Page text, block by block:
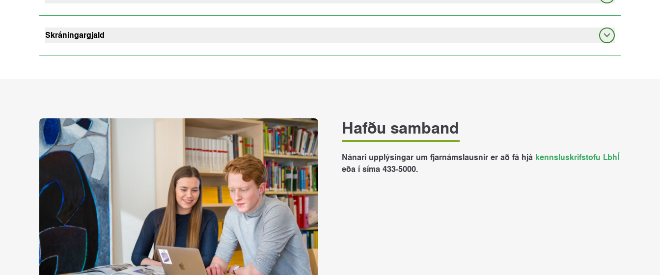
nefnt. Í þessum skipulögðu heimsóknum er verklegum æfingum þjappað saman á tvær til þrjár heimsóknir á hverri sjö vikna önn. Þriðja og sjötta kennsluvika á
hverri stuttönn eru fráteknar sem “skyldumætingavikur“. Nemendur sem nýta sér fjarnámslausnir geta fengið að taka lokapróf í heimabyggð eða nærri
heimabyggð.
Skráningargjald
lok sjöttu kennsluviku (seinni fjarnemaviku).
Hafðu samband
Nánari upplýsingar um fjarnámslausnir er að fá hjá kennsluskrifstofu LbhÍ
eða í síma 433-5000.